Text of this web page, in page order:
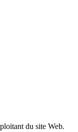
du site Web.